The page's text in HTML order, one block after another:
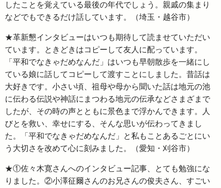
したことを覚えている最後の年代でしょう。親戚の集まり
などでもできるだけ話しています。（埼玉・越谷市）
★革新懇インタビューはいつも期待して読ませていただい
ています。ときどきはコピーして友人に配っています。
「平和でなきゃだめなんだ」はいつも早朝散歩を一緒にし
ている娘に話してコピーして渡すことにしました。昔話は
大好きです。小さい頃、祖母や母から聞いた話は地元の池
に伝わる伝説や神話にまつわる地元の伝承などさまざまで
したが、その時の声とともに景色まで浮かんできます。人
びとを救い、幸せにする、そんな思いが伝わってきまし
た。「平和でなきゃだめなんだ」と私もことあるごとにい
う大切さを改めて心に刻みました。（愛知・刈谷市）
★①佐々木寛さんへのインタビュー記事、とても勉強にな
りました。②小澤征爾さんのお兄さんの俊夫さん、すごい